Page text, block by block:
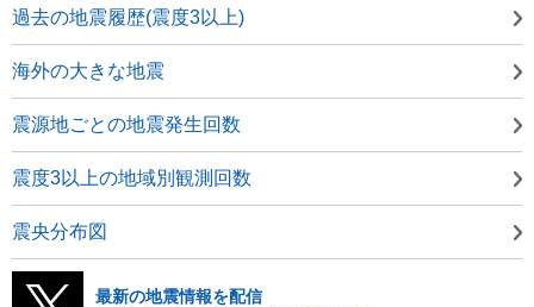
過去の地震履歴(震度3以上)
海外の大きな地震
震源地ごとの地震発生回数
震度3以上の地域別観測回数
震央分布図
最新の地震情報を配信